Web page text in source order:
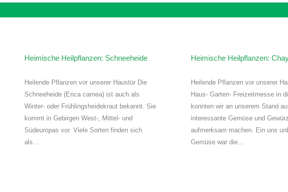
Heimische Heilpflanzen: Schneeheide
Heilende Pflanzen vor unserer Haustür Die
Schneeheide (Erica carnea) ist auch als
Winter- oder Frühlingsheidekraut bekannt. Sie
kommt in Gebirgen West-, Mittel- und
Südeuropas vor. Viele Sorten finden sich
als…
Heimische Heilpflanzen:
Heilende Pflanzen vor unserer
Haus- Garten- Freizeitmesse in
konnten wir an unserem Stand
interessante Gemüse und
aufmerksam machen. Ein uns
Gemüse war die…